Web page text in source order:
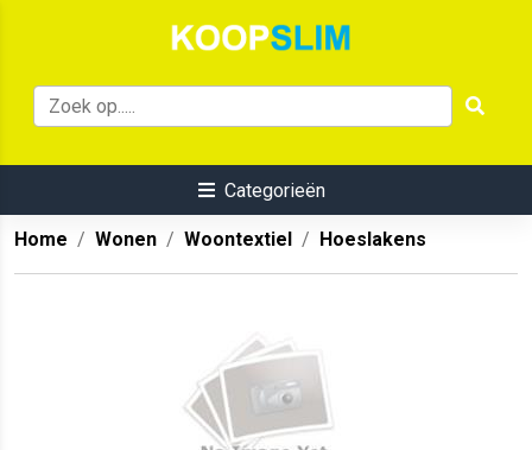
Categorieën
Home Wonen Woontextiel Hoeslakens